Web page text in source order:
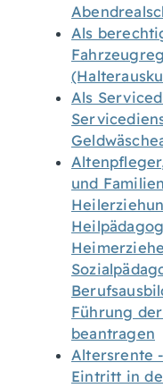
Als
Als
und
Führung
beantragen
Altersrente
Eintritt in